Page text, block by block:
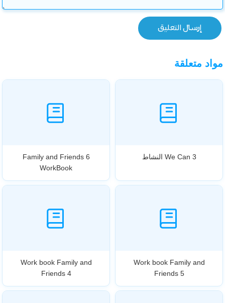
مواد متعلقة
We Can 3 النشاط
Family and Friends 6
WorkBook
Work book Family and
Friends 5
Work book Family and
Friends 4